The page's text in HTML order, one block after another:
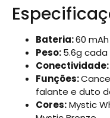
Bateria:60
Peso:5.6g
Conectividade:
Funções:
falante e duto
Cores:Mystic